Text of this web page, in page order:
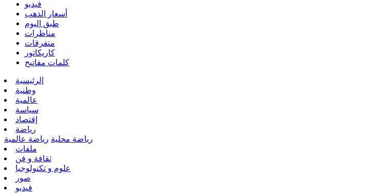
فيديو
أسعار الذهب
طبق اليوم
مناظرات
متفرقات
كاريكاتور
كلمات مفاتيح
الرئيسية
وطنية
عالمية
سياسة
إقتصاد
رياضة
رياضة محلية رياضة عالمية
ملفات
ثقافة و فن
علوم و تكنولوجيا
صور
فيديو